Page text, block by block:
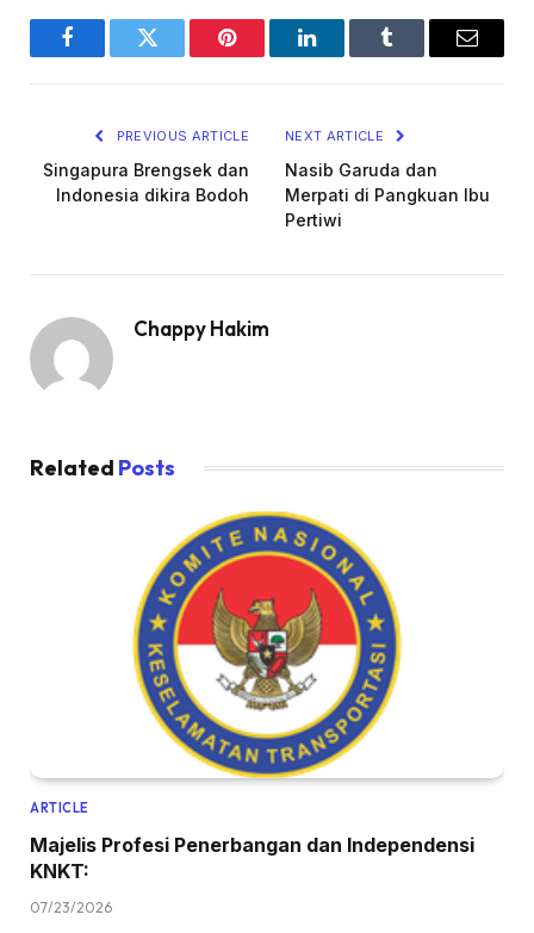
FacebookTwitter Pinterest LinkedInTumblr Email
PREVIOUS ARTICLE
Singapura Brengsek dan
Indonesia dikira Bodoh
NEXT ARTICLE
Nasib Garuda dan
Merpati di Pangkuan Ibu
Pertiwi
Chappy Hakim
Related Posts
ARTICLE
Majelis Profesi Penerbangan dan Independensi
KNKT:
07/23/2026